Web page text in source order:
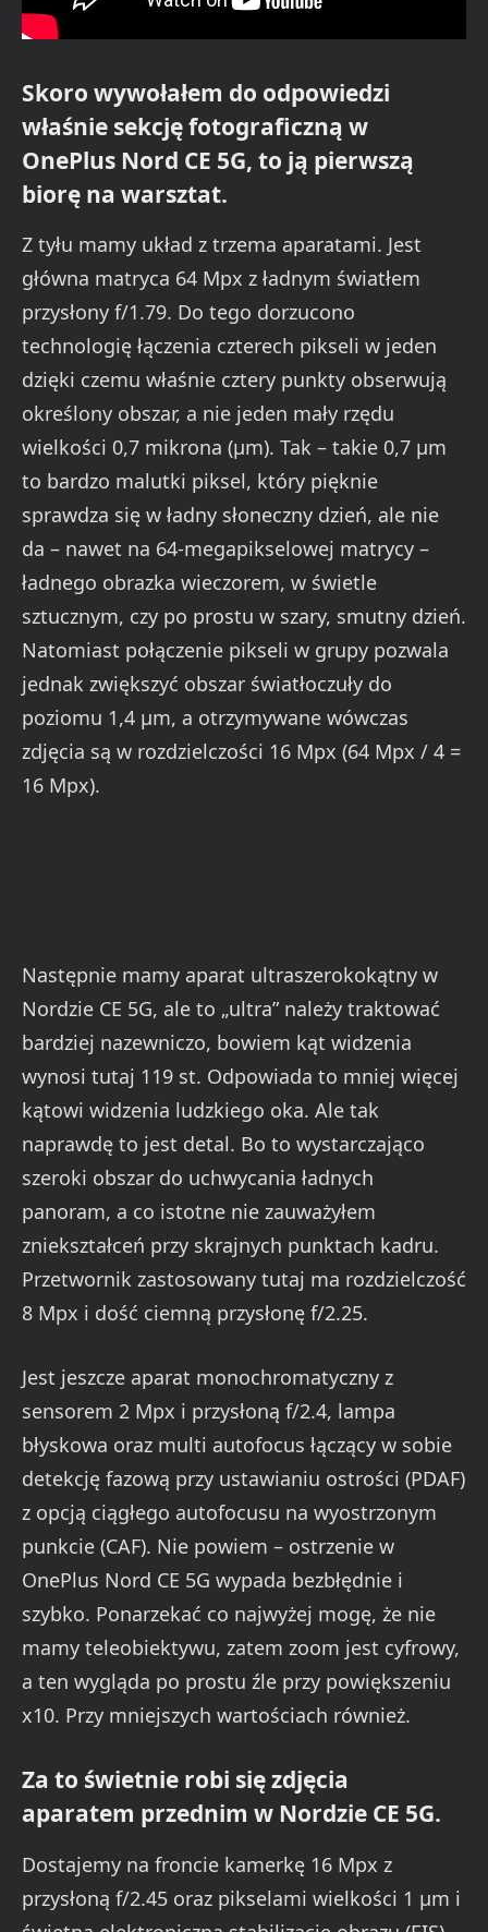
Skoro wywołałem do odpowiedzi
właśnie sekcję fotograficzną w
OnePlus Nord CE 5G, to ją pierwszą
biorę na warsztat.
Z tyłu mamy układ z trzema aparatami. Jest
główna matryca 64 Mpx z ładnym światłem
przysłony f/1.79. Do tego dorzucono
technologię łączenia czterech pikseli w jeden
dzięki czemu właśnie cztery punkty obserwują
określony obszar, a nie jeden mały rzędu
wielkości 0,7 mikrona (µm). Tak – takie 0,7 µm
to bardzo malutki piksel, który pięknie
sprawdza się w ładny słoneczny dzień, ale nie
da – nawet na 64-megapikselowej matrycy –
ładnego obrazka wieczorem, w świetle
sztucznym, czy po prostu w szary, smutny dzień.
Natomiast połączenie pikseli w grupy pozwala
jednak zwiększyć obszar światłoczuły do
poziomu 1,4 µm, a otrzymywane wówczas
zdjęcia są w rozdzielczości 16 Mpx (64 Mpx / 4 =
16 Mpx).
Następnie mamy aparat ultraszerokokątny w
Nordzie CE 5G, ale to „ultra” należy traktować
bardziej nazewniczo, bowiem kąt widzenia
wynosi tutaj 119 st. Odpowiada to mniej więcej
kątowi widzenia ludzkiego oka. Ale tak
naprawdę to jest detal. Bo to wystarczająco
szeroki obszar do uchwycania ładnych
panoram, a co istotne nie zauważyłem
zniekształceń przy skrajnych punktach kadru.
Przetwornik zastosowany tutaj ma rozdzielczość
8 Mpx i dość ciemną przysłonę f/2.25.
Jest jeszcze aparat monochromatyczny z
sensorem 2 Mpx i przysłoną f/2.4, lampa
błyskowa oraz multi autofocus łączący w sobie
detekcję fazową przy ustawianiu ostrości (PDAF)
z opcją ciągłego autofocusu na wyostrzonym
punkcie (CAF). Nie powiem – ostrzenie w
OnePlus Nord CE 5G wypada bezbłędnie i
szybko. Ponarzekać co najwyżej mogę, że nie
mamy teleobiektywu, zatem zoom jest cyfrowy,
a ten wygląda po prostu źle przy powiększeniu
x10. Przy mniejszych wartościach również.
Za to świetnie robi się zdjęcia
aparatem przednim w Nordzie CE 5G.
Dostajemy na froncie kamerkę 16 Mpx z
przysłoną f/2.45 oraz pikselami wielkości 1 µm i